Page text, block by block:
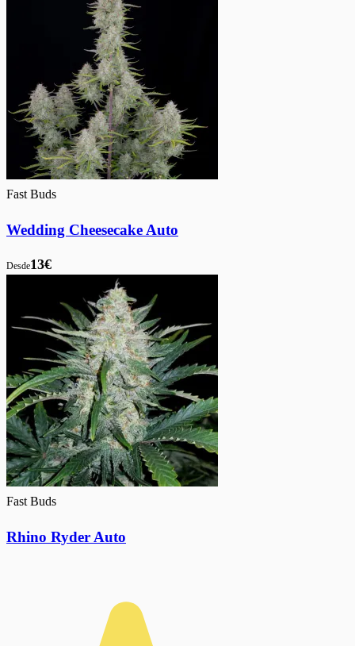
Fast Buds
Wedding Cheesecake Auto
Desde13€
Fast Buds
Rhino Ryder Auto